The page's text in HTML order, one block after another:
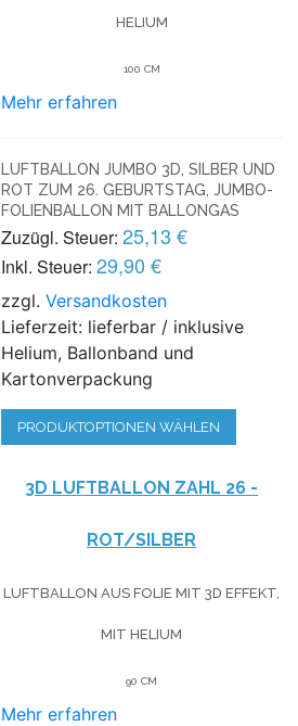
HELIUM
100 CM
Mehr erfahren
LUFTBALLON JUMBO 3D, SILBER UND
ROT ZUM 26. GEBURTSTAG, JUMBO-
FOLIENBALLON MIT BALLONGAS
Zuzügl. Steuer: 25,13 €
Inkl. Steuer: 29,90 €
zzgl.Versandkosten
Lieferzeit: lieferbar / inklusive
Helium, Ballonband und
Kartonverpackung
PRODUKTOPTIONEN WÄHLEN
3D LUFTBALLON ZAHL 26 -
ROT/SILBER
LUFTBALLON AUS FOLIE MIT 3D EFFEKT,
MIT HELIUM
90 CM
Mehr erfahren